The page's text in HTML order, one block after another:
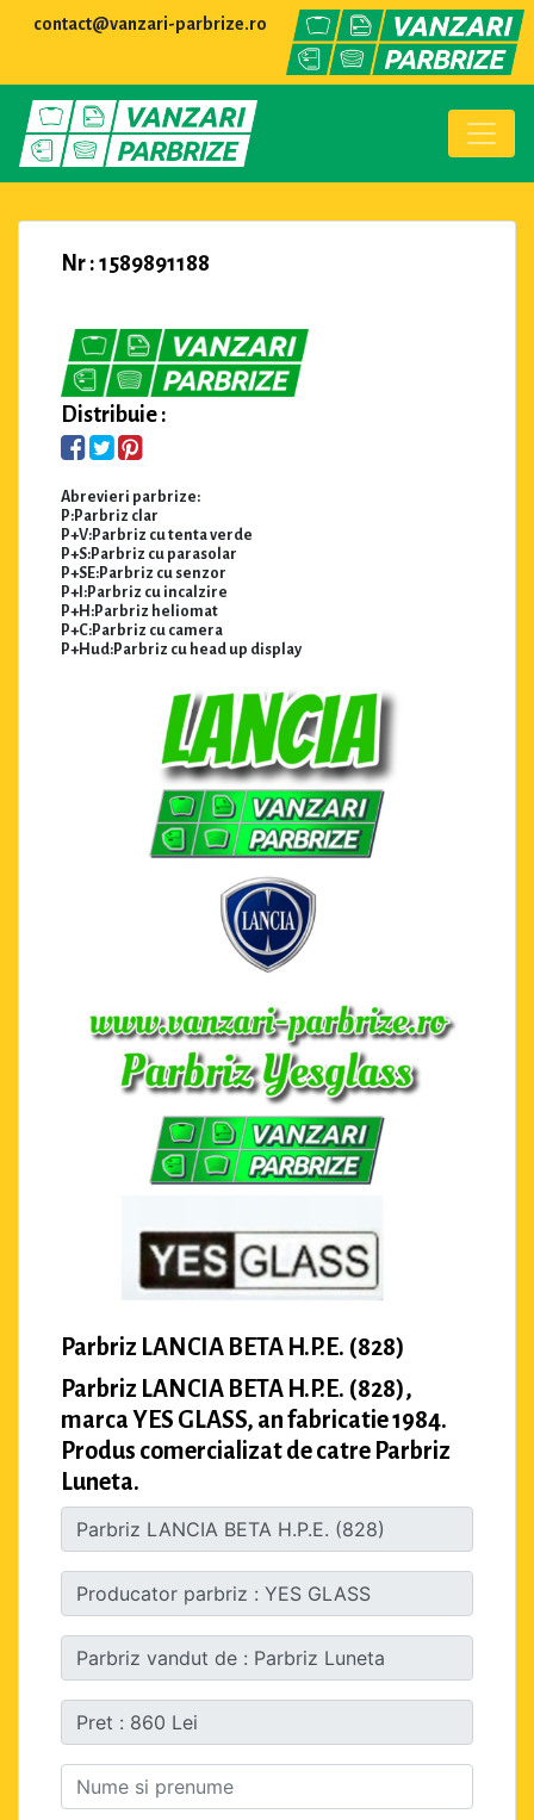
contact@vanzari-parbrize.ro
Nr : 1589891188
Distribuie :
Abrevieri parbrize:
P:Parbriz clar
P+V:Parbriz cu tenta verde
P+S:Parbriz cu parasolar
P+SE:Parbriz cu senzor
P+I:Parbriz cu incalzire
P+H:Parbriz heliomat
P+C:Parbriz cu camera
P+Hud:Parbriz cu head up display
Parbriz LANCIA BETA H.P.E. (828)
Parbriz LANCIA BETA H.P.E. (828),
marca YES GLASS, an fabricatie 1984.
Produs comercializat de catre Parbriz
Luneta.